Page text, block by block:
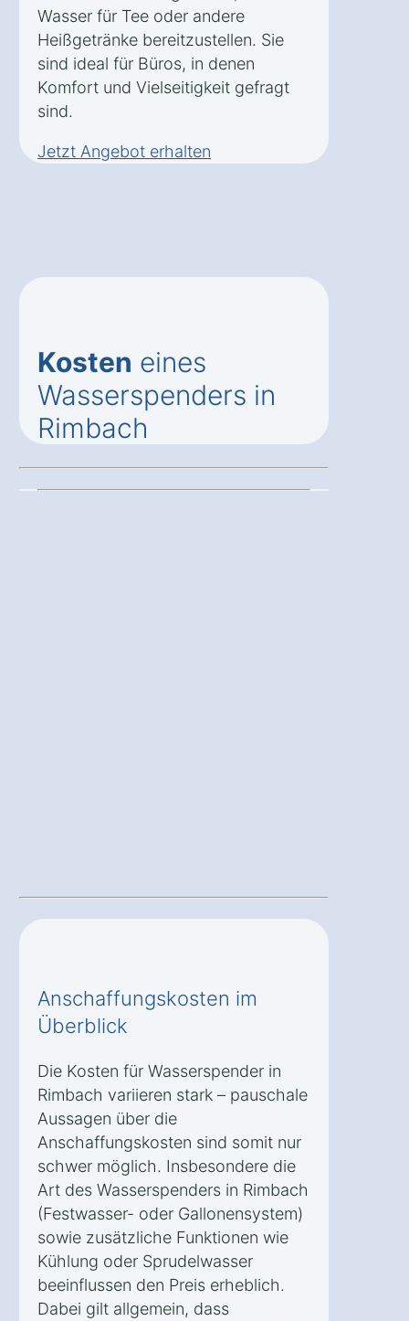
Wasser für Tee oder andere
Heißgetränke bereitzustellen. Sie
sind ideal für Büros, in denen
Komfort und Vielseitigkeit gefragt
sind.
Jetzt Angebot erhalten
Kosten eines
Wasserspenders in
Rimbach
Anschaffungskosten im
Überblick
Die Kosten für Wasserspender in
Rimbach variieren stark – pauschale
Aussagen über die
Anschaffungskosten sind somit nur
schwer möglich. Insbesondere die
Art des Wasserspenders in Rimbach
(Festwasser- oder Gallonensystem)
sowie zusätzliche Funktionen wie
Kühlung oder Sprudelwasser
beeinflussen den Preis erheblich.
Dabei gilt allgemein, dass